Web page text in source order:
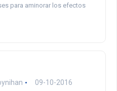
para aminorar los efectos
09-10-2016